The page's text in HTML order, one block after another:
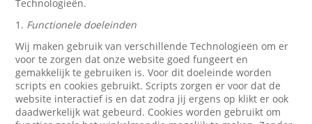
Technologieën.
1. Functionele doeleinden
Wij maken gebruik van verschillende Technologieën om er
voor te zorgen dat onze website goed fungeert en
gemakkelijk te gebruiken is. Voor dit doeleinde worden
scripts en cookies gebruikt. Scripts zorgen er voor dat de
website interactief is en dat zodra jij ergens op klikt er ook
daadwerkelijk wat gebeurd. Cookies worden gebruikt om